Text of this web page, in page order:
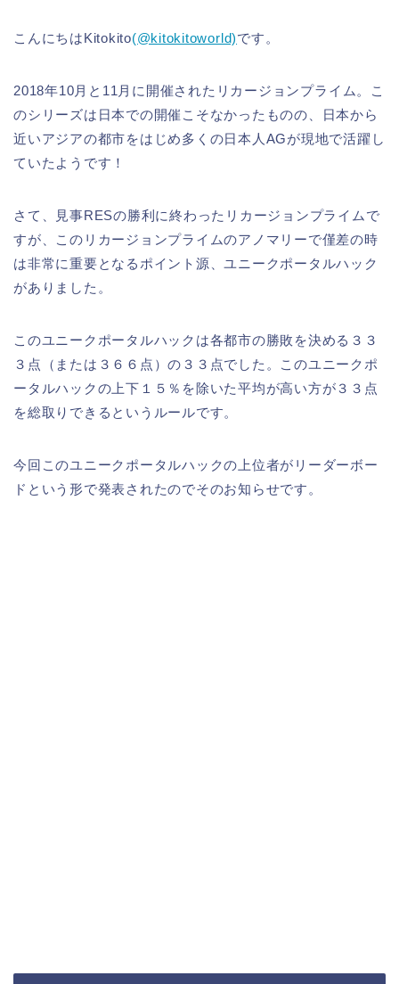
こんにちはKitokito(@kitokitoworld)です。
2018年10月と11月に開催されたリカージョンプライム。こ
のシリーズは日本での開催こそなかったものの、日本から
近いアジアの都市をはじめ多くの日本人AGが現地で活躍し
ていたようです！
さて、見事RESの勝利に終わったリカージョンプライムで
すが、このリカージョンプライムのアノマリーで僅差の時
は非常に重要となるポイント源、ユニークポータルハック
がありました。
このユニークポータルハックは各都市の勝敗を決める３３
３点（または３６６点）の３３点でした。このユニークポ
ータルハックの上下１５％を除いた平均が高い方が３３点
を総取りできるというルールです。
今回このユニークポータルハックの上位者がリーダーボー
ドという形で発表されたのでそのお知らせです。